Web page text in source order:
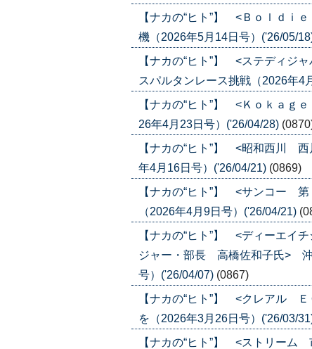
【ナカの“ヒト”】 <Ｂｏｌｄｉ
機（2026年5月14日号）('26/05/
【ナカの“ヒト”】 <ステディ
スパルタンレース挑戦（2026年4
【ナカの“ヒト”】 <Ｋｏｋａｇ
26年4月23日号）('26/04/28)
【ナカの“ヒト”】 <昭和西川
年4月16日号）('26/04/21) (0869)
【ナカの“ヒト”】 <サンコー
（2026年4月9日号）('26/04/21)
【ナカの“ヒト”】 <ディーエイ
ジャー・部長 高橋佐和子氏> 沖
号）('26/04/07) (0867)
【ナカの“ヒト”】 <クレアル
を（2026年3月26日号）('26/03/
【ナカの“ヒト”】 <ストリーム